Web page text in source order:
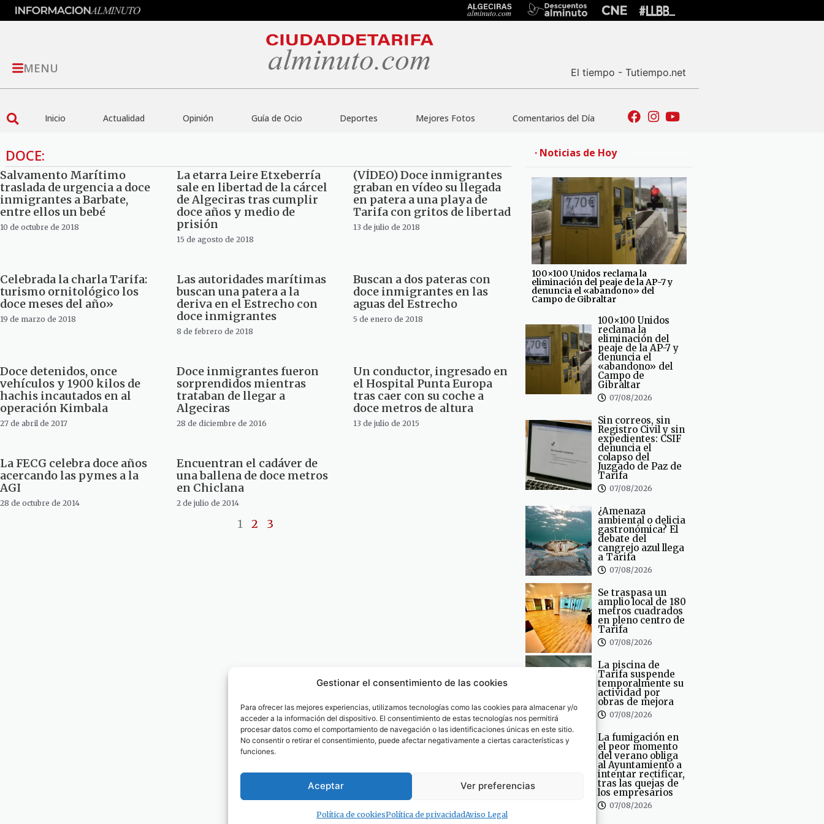
Gestionar el consentimiento de las cookies
Para ofrecer las mejores experiencias, utilizamos tecnologías como las cookies para almacenar y/o
acceder a la información del dispositivo. El consentimiento de estas tecnologías nos permitirá
procesar datos como el comportamiento de navegación o las identificaciones únicas en este sitio.
No consentir o retirar el consentimiento, puede afectar negativamente a ciertas características y
funciones.
Aceptar Ver preferencias
Política de cookiesPolítica de privacidadAviso Legal
MENU El tiempo - Tutiempo.net
Inicio Actualidad Opinión Guía de Ocio Deportes Mejores Fotos Comentarios del Día
DOCE:
Salvamento Marítimo
traslada de urgencia a doce
inmigrantes a Barbate,
entre ellos un bebé
10 de octubre de 2018
La etarra Leire Etxeberría
sale en libertad de la cárcel
de Algeciras tras cumplir
doce años y medio de
prisión
15 de agosto de 2018
(VÍDEO) Doce inmigrantes
graban en vídeo su llegada
en patera a una playa de
Tarifa con gritos de libertad
13 de julio de 2018
Celebrada la charla Tarifa:
turismo ornitológico los
doce meses del año»
19 de marzo de 2018
Las autoridades marítimas
buscan una patera a la
deriva en el Estrecho con
doce inmigrantes
8 de febrero de 2018
Buscan a dos pateras con
doce inmigrantes en las
aguas del Estrecho
5 de enero de 2018
Doce detenidos, once
vehículos y 1900 kilos de
hachis incautados en al
operación Kimbala
27 de abril de 2017
Doce inmigrantes fueron
sorprendidos mientras
trataban de llegar a
Algeciras
28 de diciembre de 2016
Un conductor, ingresado en
el Hospital Punta Europa
tras caer con su coche a
doce metros de altura
13 de julio de 2015
La FECG celebra doce años
acercando las pymes a la
AGI
28 de octubre de 2014
Encuentran el cadáver de
una ballena de doce metros
en Chiclana
2 de julio de 2014
1 2 3
· Noticias de Hoy
100×100 Unidos reclama la
eliminación del peaje de la AP-7 y
denuncia el «abandono» del
Campo de Gibraltar
100×100 Unidos
reclama la
eliminación del
peaje de la AP-7 y
denuncia el
«abandono» del
Campo de
Gibraltar
07/08/2026
Sin correos, sin
Registro Civil y sin
expedientes: CSIF
denuncia el
colapso del
Juzgado de Paz de
Tarifa
07/08/2026
¿Amenaza
ambiental o delicia
gastronómica? El
debate del
cangrejo azul llega
a Tarifa
07/08/2026
Se traspasa un
amplio local de 180
metros cuadrados
en pleno centro de
Tarifa
07/08/2026
La piscina de
Tarifa suspende
temporalmente su
actividad por
obras de mejora
07/08/2026
La fumigación en
el peor momento
del verano obliga
al Ayuntamiento a
intentar rectificar,
tras las quejas de
los empresarios
07/08/2026